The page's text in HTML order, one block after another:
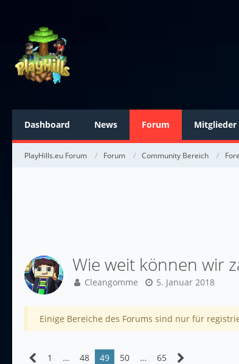
Dashboard News Forum Mitglieder
PlayHills.eu Forum Forum Community Bereich
Wie weit können wir
Cleangomme 5. Januar 2018
Einige Bereiche des Forums sind nur für
1 … 48 49 50 … 65